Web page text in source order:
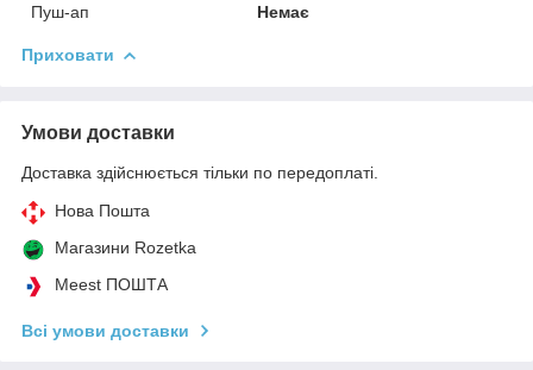
Пуш-ап
Немає
Приховати
Умови доставки
Доставка здійснюється тільки по передоплаті.
Нова Пошта
Магазини Rozetka
Meest ПОШТА
Всі умови доставки